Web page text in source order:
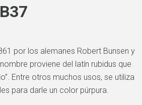
por los alemanes Robert Bunsen y
proviene del latín rubidus que
Entre otros muchos usos, se utiliza
para darle un color púrpura.